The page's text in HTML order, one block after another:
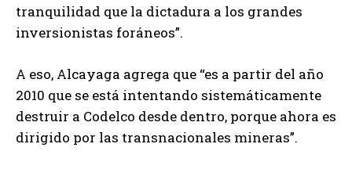
tranquilidad que la dictadura a los grandes
inversionistas foráneos”.
A eso, Alcayaga agrega que “es a partir del año
2010 que se está intentando sistemáticamente
destruir a Codelco desde dentro, porque ahora es
dirigido por las transnacionales mineras”.